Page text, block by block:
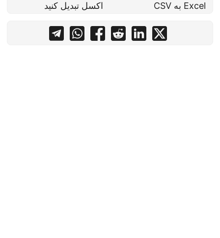
Excel به CSV
اکسل تبدیل کنید